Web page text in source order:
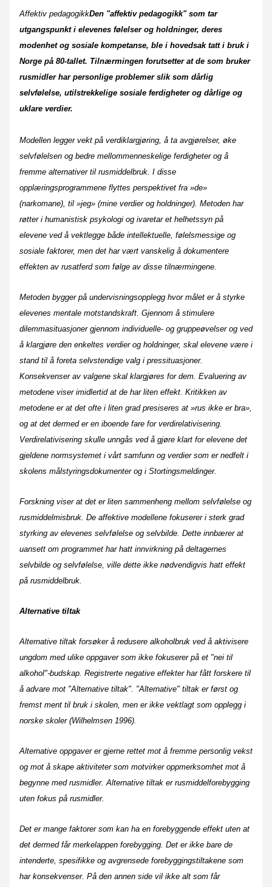
Affektiv pedagogikkDen "affektiv pedagogikk" som tar
utgangspunkt i elevenes følelser og holdninger, deres
modenhet og sosiale kompetanse, ble i hovedsak tatt i bruk i
Norge på 80-tallet. Tilnærmingen forutsetter at de som bruker
rusmidler har personlige problemer slik som dårlig
selvfølelse, utilstrekkelige sosiale ferdigheter og dårlige og
uklare verdier.
Modellen legger vekt på verdiklargjøring, å ta avgjørelser, øke
selvfølelsen og bedre mellommenneskelige ferdigheter og å
fremme alternativer til rusmiddelbruk. I disse
opplæringsprogrammene flyttes perspektivet fra »de»
(narkomane), til »jeg» (mine verdier og holdninger). Metoden har
røtter i humanistisk psykologi og ivaretar et helhetssyn på
elevene ved å vektlegge både intellektuelle, følelsmessige og
sosiale faktorer, men det har vært vanskelig å dokumentere
effekten av rusatferd som følge av disse tilnærmingene.
Metoden bygger på undervisningsopplegg hvor målet er å styrke
elevenes mentale motstandskraft. Gjennom å stimulere
dilemmasituasjoner gjennom individuelle- og gruppeøvelser og ved
å klargjøre den enkeltes verdier og holdninger, skal elevene være i
stand til å foreta selvstendige valg i pressituasjoner.
Konsekvenser av valgene skal klargjøres for dem. Evaluering av
metodene viser imidlertid at de har liten effekt. Kritikken av
metodene er at det ofte i liten grad presiseres at »rus ikke er bra»,
og at det dermed er en iboende fare for verdirelativisering.
Verdirelativisering skulle unngås ved å gjøre klart for elevene det
gjeldene normsystemet i vårt samfunn og verdier som er nedfelt i
skolens målstyringsdokumenter og i Stortingsmeldinger.
Forskning viser at det er liten sammenheng mellom selvfølelse og
rusmiddelmisbruk. De affektive modellene fokuserer i sterk grad
styrking av elevenes selvfølelse og selvbilde. Dette innbærer at
uansett om programmet har hatt innvirkning på deltagernes
selvbilde og selvfølelse, ville dette ikke nødvendigvis hatt effekt
på rusmiddelbruk.
Alternative tiltak
Alternative tiltak forsøker å redusere alkoholbruk ved å aktivisere
ungdom med ulike oppgaver som ikke fokuserer på et "nei til
alkohol"-budskap. Registrerte negative effekter har fått forskere til
å advare mot "Alternative tiltak". "Alternative" tiltak er først og
fremst ment til bruk i skolen, men er ikke vektlagt som opplegg i
norske skoler (Wilhelmsen 1996).
Alternative oppgaver er gjerne rettet mot å fremme personlig vekst
og mot å skape aktiviteter som motvirker oppmerksomhet mot å
begynne med rusmidler. Alternative tiltak er rusmiddelforebygging
uten fokus på rusmidler.
Det er mange faktorer som kan ha en forebyggende effekt uten at
det dermed får merkelappen forebygging. Det er ikke bare de
intenderte, spesifikke og avgrensede forebyggingstiltakene som
har konsekvenser. På den annen side vil ikke alt som får